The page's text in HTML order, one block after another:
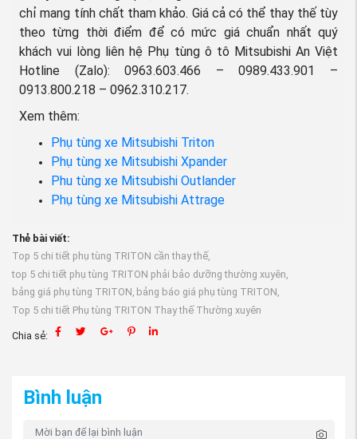
chỉ mang tính chất tham khảo. Giá cả có thể thay thế tùy
theo từng thời điểm để có mức giá chuẩn nhất quý
khách vui lòng liên hệ Phụ tùng ô tô Mitsubishi An Việt
Hotline (Zalo): 0963.603.466 – 0989.433.901 –
0913.800.218 – 0962.310.217.
Xem thêm:
Phụ tùng xe Mitsubishi Triton
Phụ tùng xe Mitsubishi Xpander
Phu tùng xe Mitsubishi Outlander
Phụ tùng xe Mitsubishi Attrage
Thẻ bài viết:
Top 5 chi tiết phụ tùng TRITON cần thay thế,
top 5 chi tiết phụ tùng TRITON phải bảo dưỡng thường xuyên,
bảng giá phụ tùng TRITON, bảng báo giá phụ tùng TRITON,
Top 5 chi tiết Phụ tùng TRITON Thay thế Thường xuyên
Chia sẻ:
Bình luận